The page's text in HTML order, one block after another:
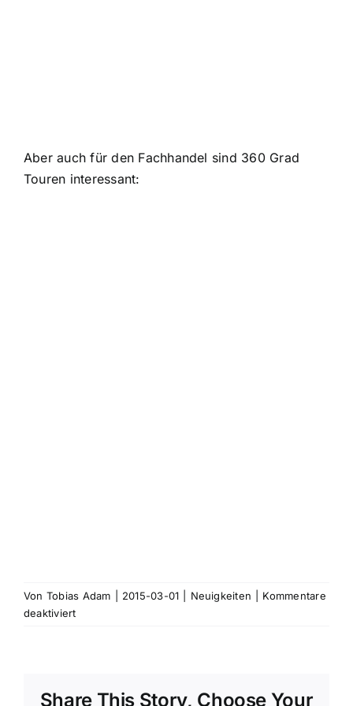
Aber auch für den Fachhandel sind 360 Grad
Touren interessant:
Von Tobias Adam 2015-03-01 Neuigkeiten
Kommentare
deaktiviertfür
Share This Story, Choose Your